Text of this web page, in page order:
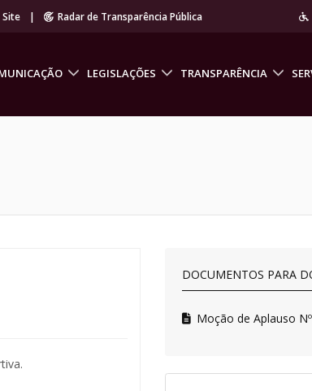
Site | Radar de Transparência Pública
LEGISLAÇÕES TRANSPARÊNCIA
DOCUMENTOS PARA
Moção de Aplauso